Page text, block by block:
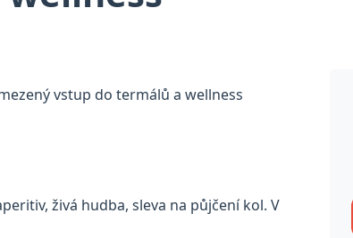
živá hudba, sleva na půjčení kol. V